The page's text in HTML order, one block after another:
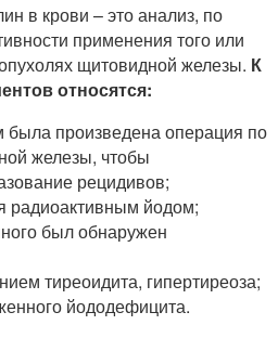
в крови – это анализ, по
применения того или
щитовидной железы. К
относятся:
произведена операция по
железы, чтобы
рецидивов;
радиоактивным йодом;
был обнаружен
тиреоидита, гипертиреоза;
йододефицита.